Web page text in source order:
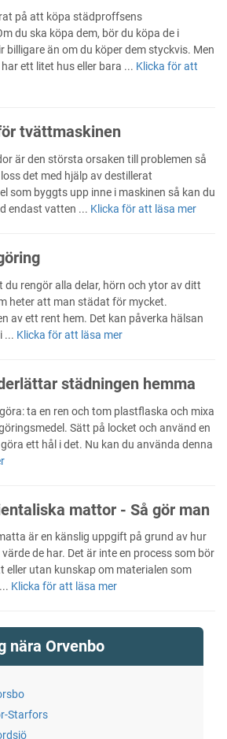
på att köpa städproffsens
du ska köpa dem, bör du köpa de i
billigare än om du köper dem styckvis. Men
ett litet hus eller bara ... Klicka för att
tvättmaskinen
är den största orsaken till problemen så
det med hjälp av destillerat
som byggts upp inne i maskinen så kan du
endast vatten ... Klicka för att läsa mer
rengör alla delar, hörn och ytor av ditt
heter att man städat för mycket.
av ett rent hem. Det kan påverka hälsan
... Klicka för att läsa mer
städningen hemma
ta en ren och tom plastflaska och mixa
Sätt på locket och använd en
ett hål i det. Nu kan du använda denna
mattor - Så gör man
är en känslig uppgift på grund av hur
de har. Det är inte en process som bör
eller utan kunskap om materialen som
Klicka för att läsa mer
nära Orvenbo
Starfors